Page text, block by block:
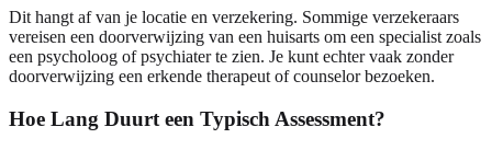
Dit hangt af van je locatie en verzekering. Sommige verzekeraars
vereisen een doorverwijzing van een huisarts om een specialist zoals
een psycholoog of psychiater te zien. Je kunt echter vaak zonder
doorverwijzing een erkende therapeut of counselor bezoeken.
Hoe Lang Duurt een Typisch Assessment?